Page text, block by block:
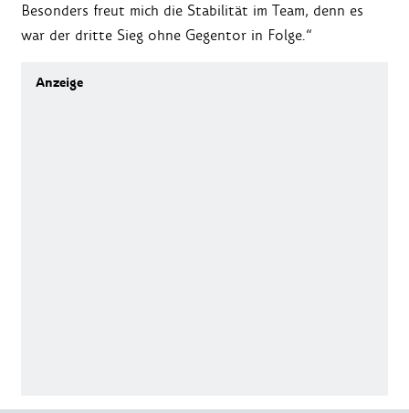
Besonders freut mich die Stabilität im Team, denn es
war der dritte Sieg ohne Gegentor in Folge.“